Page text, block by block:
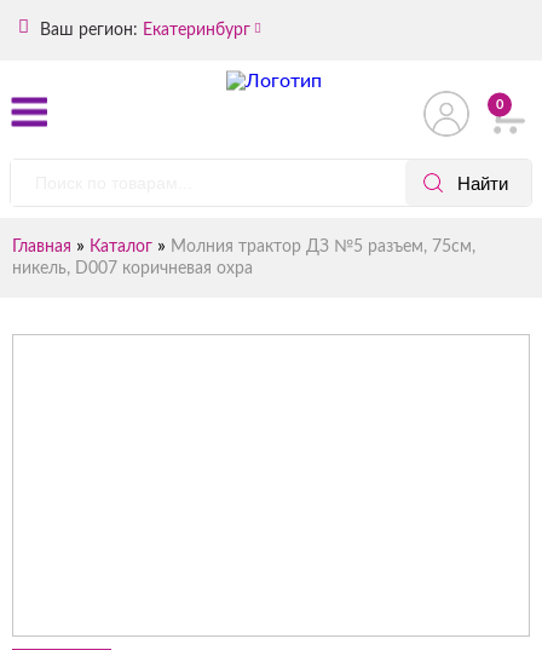
Ваш регион: Екатеринбург
0
Главная » Каталог » Молния трактор ДЗ №5 разъем, 75см,
никель, D007 коричневая охра